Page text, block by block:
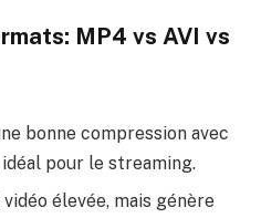
MP4 vs AVI vs
bonne compression avec
pour le streaming.
élevée, mais génère